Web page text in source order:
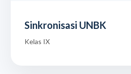
Sinkronisasi UNBK
Kelas IX